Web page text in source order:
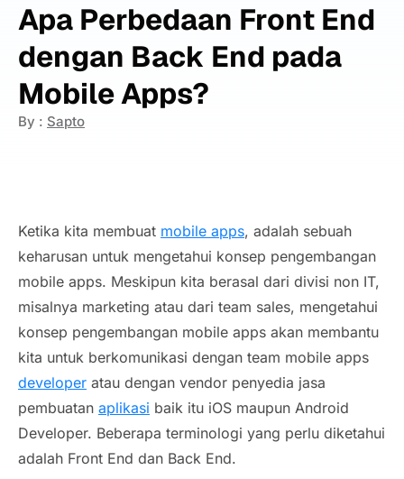
Apa Perbedaan Front End
dengan Back End pada
Mobile Apps?
By : Sapto
Ketika kita membuat mobile apps, adalah sebuah
keharusan untuk mengetahui konsep pengembangan
mobile apps. Meskipun kita berasal dari divisi non IT,
misalnya marketing atau dari team sales, mengetahui
konsep pengembangan mobile apps akan membantu
kita untuk berkomunikasi dengan team mobile apps
developer atau dengan vendor penyedia jasa
pembuatan aplikasi baik itu iOS maupun Android
Developer. Beberapa terminologi yang perlu diketahui
adalah Front End dan Back End.